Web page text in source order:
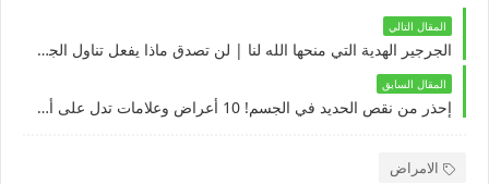
المقال التالي
الجرجير الهدية التي منحها الله لنا | لن تصدق ماذا يفعل تناول الجرجير يوميا بجسمك | يحمي ويعالج
المقال السابق
إحذر من نقص الحديد في الجسم! 10 أعراض وعلامات تدل على أنك مصاب بنقص الحديد !
الامراض